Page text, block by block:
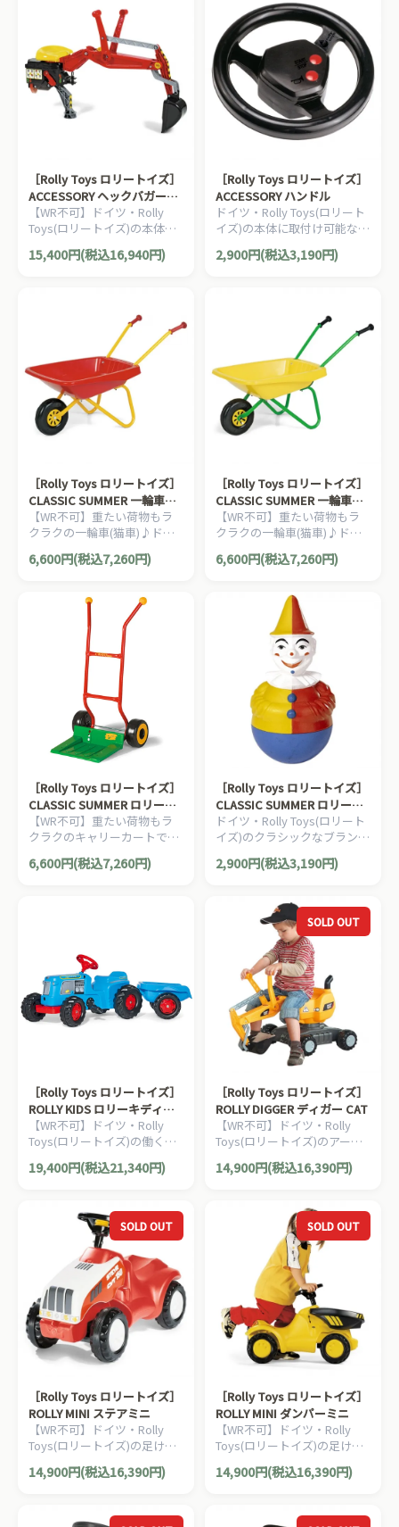
［Rolly Toys ロリートイズ］
ACCESSORY ヘックバガー
Red
【WR不可】ドイツ・Rolly
Toys(ロリートイズ)の本体に
取付け可能なアクセサリーで
す。真っ赤なショベルはイン
15,400円(税込16,940円)
［Rolly Toys ロリートイズ］
ACCESSORY ハンドル
ドイツ・Rolly Toys(ロリート
イズ)の本体に取付け可能なア
クセサリーです。エンジン音
とクラクションの2種類のサ
2,900円(税込3,190円)
［Rolly Toys ロリートイズ］
CLASSIC SUMMER 一輪車
Red
【WR不可】重たい荷物もラ
クラクの一輪車(猫車)♪ドイ
ツ・Rolly Toys(ロリートイズ)
のヨーロッパの農場を思わせ
6,600円(税込7,260円)
［Rolly Toys ロリートイズ］
CLASSIC SUMMER 一輪車
Yellow
【WR不可】重たい荷物もラ
クラクの一輪車(猫車)♪ドイ
ツ・Rolly Toys(ロリートイズ)
のヨーロッパの農場を思わせ
6,600円(税込7,260円)
［Rolly Toys ロリートイズ］
CLASSIC SUMMER ロリーキ
ャリー
【WR不可】重たい荷物もラ
クラクのキャリーカートで
す。ドイツ・Rolly Toys(ロリ
ートイズ)のヨーロッパの農場
6,600円(税込7,260円)
［Rolly Toys ロリートイズ］
CLASSIC SUMMER ロリーク
ラウン
ドイツ・Rolly Toys(ロリート
イズ)のクラシックなブランド
マスコットです。倒れても起
き上がる起き上がりこぼしに
2,900円(税込3,190円)
［Rolly Toys ロリートイズ］
ROLLY KIDS ロリーキディー
クラシック
【WR不可】ドイツ・Rolly
Toys(ロリートイズ)の働く車
のペダル式乗用玩具です。2
歳半からおたのしみいただけ
19,400円(税込21,340円)
SOLD OUT
［Rolly Toys ロリートイズ］
ROLLY DIGGER ディガー CAT
【WR不可】ドイツ・Rolly
Toys(ロリートイズ)のアーム
の付いた足けりタイプのショ
ベルカーです。3歳からお楽
14,900円(税込16,390円)
SOLD OUT
［Rolly Toys ロリートイズ］
ROLLY MINI ステアミニ
【WR不可】ドイツ・Rolly
Toys(ロリートイズ)の足けり
タイプの働く車の乗用玩具で
す。1歳からお楽しみいただ
14,900円(税込16,390円)
SOLD OUT
［Rolly Toys ロリートイズ］
ROLLY MINI ダンパーミニ
【WR不可】ドイツ・Rolly
Toys(ロリートイズ)の足けり
タイプの働く車の乗用玩具で
す。1歳からお楽しみいただ
14,900円(税込16,390円)